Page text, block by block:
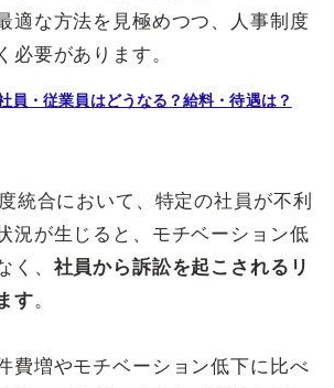
適な方法を見極めつつ、人事制度
必要があります。
員・従業員はどうなる？給料・待遇は？
統合において、特定の社員が不利
況が生じると、モチベーション低
く、 社員から訴訟を起こされるリ
す。
費増やモチベーション低下に比べ